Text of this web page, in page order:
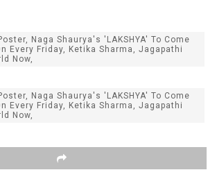
Naga Shaurya's 'LAKSHYA' To Come
Every Friday, Ketika Sharma, Jagapathi
Now,
Naga Shaurya's 'LAKSHYA' To Come
Every Friday, Ketika Sharma, Jagapathi
Now,